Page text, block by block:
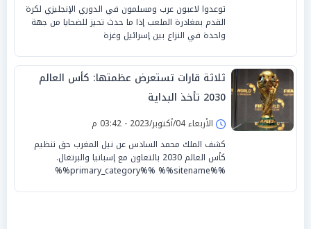
توعدوا لاعبون عرب ومسلمون في الدوري الإنجليزي لكرة
القدم بمغادرة الملعب إذا ما حدث تحيز للضحايا من جهة
واحدة في النزاع بين إسرائيل وغزة
ثلاثة قارات تستعرض عظمتها: كأس العالم
2030 تأخذ البداية
الأربعاء 04/أكتوبر/2023 - 03:42 م
كشف الملك محمد السادس عن نيل المغرب حق تنظيم
كأس العالم 2030 بالتعاون مع إسبانيا والبرتغال.
%%primary_category%% %%sitename%%